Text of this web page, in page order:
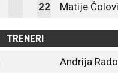
22 Matije
TRENERI
Andrija